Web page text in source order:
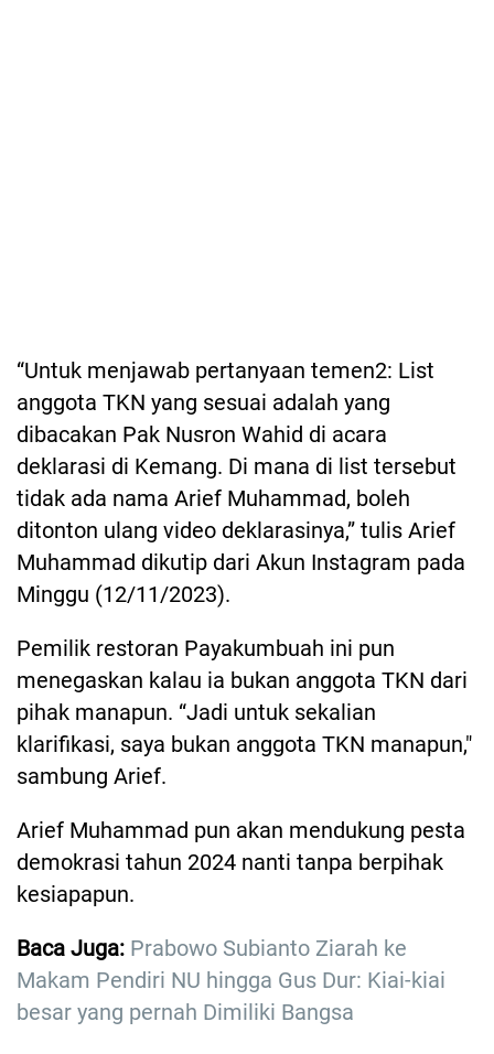
“Untuk menjawab pertanyaan temen2: List
anggota TKN yang sesuai adalah yang
dibacakan Pak Nusron Wahid di acara
deklarasi di Kemang. Di mana di list tersebut
tidak ada nama Arief Muhammad, boleh
ditonton ulang video deklarasinya,” tulis Arief
Muhammad dikutip dari Akun Instagram pada
Minggu (12/11/2023).
Pemilik restoran Payakumbuah ini pun
menegaskan kalau ia bukan anggota TKN dari
pihak manapun. “Jadi untuk sekalian
klarifikasi, saya bukan anggota TKN manapun,"
sambung Arief.
Arief Muhammad pun akan mendukung pesta
demokrasi tahun 2024 nanti tanpa berpihak
kesiapapun.
Baca Juga: Prabowo Subianto Ziarah ke
Makam Pendiri NU hingga Gus Dur: Kiai-kiai
besar yang pernah Dimiliki Bangsa